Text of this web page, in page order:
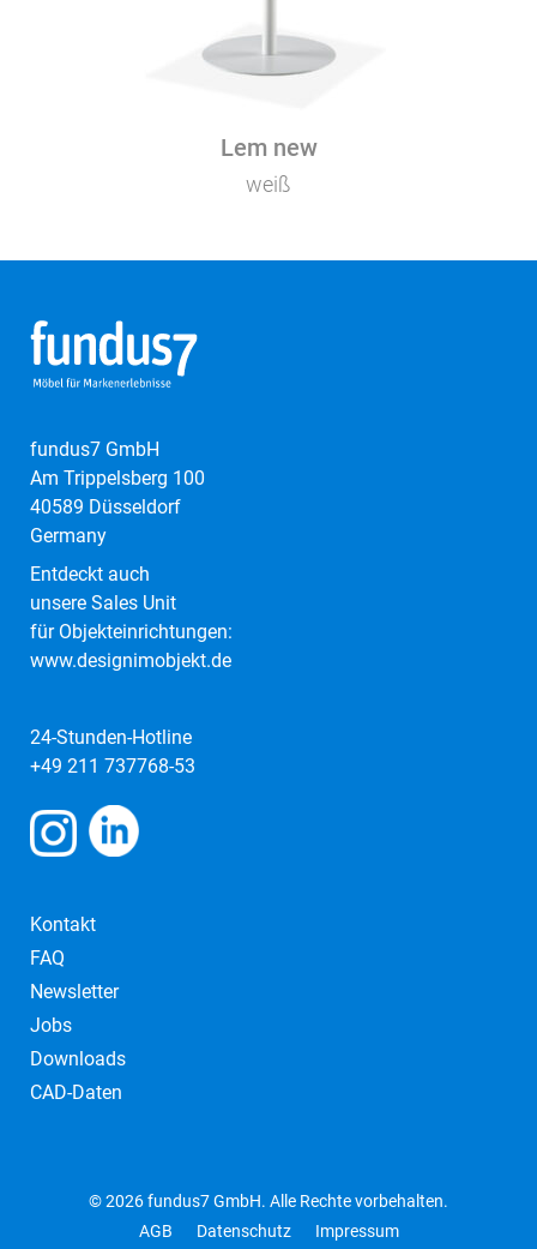
Lem new
weiß
fundus7 GmbH
Am Trippelsberg 100
40589 Düsseldorf
Germany
Entdeckt auch
unsere Sales Unit
für Objekteinrichtungen:
www.designimobjekt.de
24-Stunden-Hotline
+49 211 737768-53
Kontakt
FAQ
Newsletter
Jobs
Downloads
CAD-Daten
AGB Datenschutz Impressum
© 2026 fundus7 GmbH. Alle Rechte vorbehalten.